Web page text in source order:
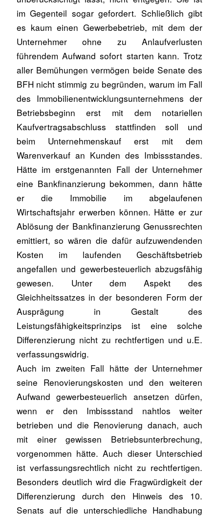
im Gegenteil sogar gefordert. Schließlich gibt
es kaum einen Gewerbebetrieb, mit dem der
Unternehmer ohne zu Anlaufverlusten
führendem Aufwand sofort starten kann. Trotz
aller Bemühungen vermögen beide Senate des
BFH nicht stimmig zu begründen, warum im Fall
des Immobilienentwicklungsunternehmens der
Betriebsbeginn erst mit dem notariellen
Kaufvertragsabschluss stattfinden soll und
beim Unternehmenskauf erst mit dem
Warenverkauf an Kunden des Imbissstandes.
Hätte im erstgenannten Fall der Unternehmer
eine Bankfinanzierung bekommen, dann hätte
er die Immobilie im abgelaufenen
Wirtschaftsjahr erwerben können. Hätte er zur
Ablösung der Bankfinanzierung Genussrechten
emittiert, so wären die dafür aufzuwendenden
Kosten im laufenden Geschäftsbetrieb
angefallen und gewerbesteuerlich abzugsfähig
gewesen. Unter dem Aspekt des
Gleichheitssatzes in der besonderen Form der
Ausprägung in Gestalt des
Leistungsfähigkeitsprinzips ist eine solche
Differenzierung nicht zu rechtfertigen und u.E.
verfassungswidrig.
Auch im zweiten Fall hätte der Unternehmer
seine Renovierungskosten und den weiteren
Aufwand gewerbesteuerlich ansetzen dürfen,
wenn er den Imbissstand nahtlos weiter
betrieben und die Renovierung danach, auch
mit einer gewissen Betriebsunterbrechung,
vorgenommen hätte. Auch dieser Unterschied
ist verfassungsrechtlich nicht zu rechtfertigen.
Besonders deutlich wird die Fragwürdigkeit der
Differenzierung durch den Hinweis des 10.
Senats auf die unterschiedliche Handhabung